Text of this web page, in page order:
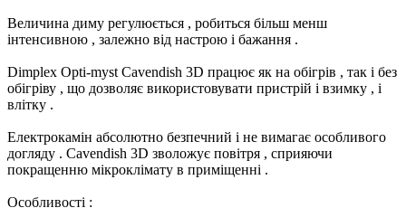
Величина диму регулюється , робиться більш менш
інтенсивною , залежно від настрою і бажання .
Dimplex Opti-myst Cavendish 3D працює як на обігрів , так і без
обігріву , що дозволяє використовувати пристрій і взимку , і
влітку .
Електрокамін абсолютно безпечний і не вимагає особливого
догляду . Cavendish 3D зволожує повітря , сприяючи
покращенню мікроклімату в приміщенні .
Особливості :